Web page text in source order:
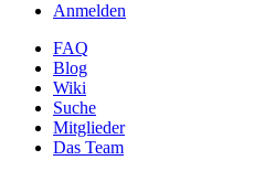
Anmelden
FAQ
Blog
Wiki
Suche
Mitglieder
Das Team